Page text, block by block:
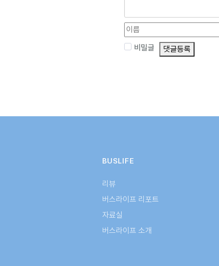
비밀글 댓글등록
BUSLIFE
리뷰
버스라이프 리포트
자료실
버스라이프 소개